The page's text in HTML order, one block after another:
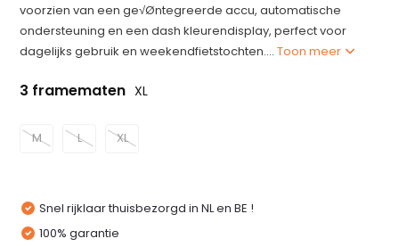
voorzien van een ge√Øntegreerde accu, automatische
ondersteuning en een dash kleurendisplay, perfect voor
dagelijks gebruik en weekendfietstochten....Toon meer
3 framematen XL
M L XL
Snel rijklaar thuisbezorgd in NL en BE !
100% garantie